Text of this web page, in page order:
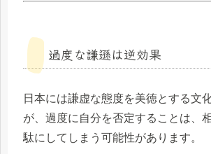
過度な謙遜は逆効果
日本には謙虚な態度を美徳とする文
が、過度に自分を否定することは、
駄にしてしまう可能性があります。